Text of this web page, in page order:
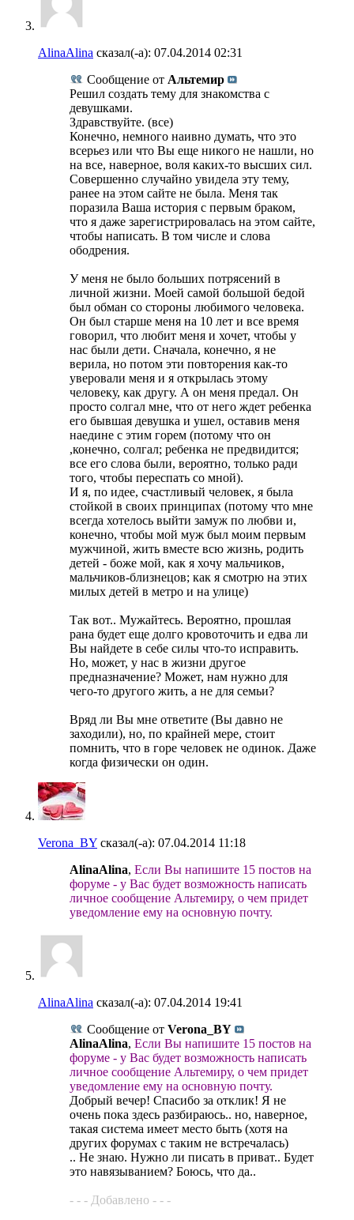
AlinaAlina сказал(-а): 07.04.2014 02:31
Сообщение от Альтемир
Решил создать тему для знакомства с
девушками.
Здравствуйте. (все)
Конечно, немного наивно думать, что это
всерьез или что Вы еще никого не нашли, но
на все, наверное, воля каких-то высших сил.
Совершенно случайно увидела эту тему,
ранее на этом сайте не была. Меня так
поразила Ваша история с первым браком,
что я даже зарегистрировалась на этом сайте,
чтобы написать. В том числе и слова
ободрения.
У меня не было больших потрясений в
личной жизни. Моей самой большой бедой
был обман со стороны любимого человека.
Он был старше меня на 10 лет и все время
говорил, что любит меня и хочет, чтобы у
нас были дети. Сначала, конечно, я не
верила, но потом эти повторения как-то
уверовали меня и я открылась этому
человеку, как другу. А он меня предал. Он
просто солгал мне, что от него ждет ребенка
его бывшая девушка и ушел, оставив меня
наедине с этим горем (потому что он
,конечно, солгал; ребенка не предвидится;
все его слова были, вероятно, только ради
того, чтобы переспать со мной).
И я, по идее, счастливый человек, я была
стойкой в своих принципах (потому что мне
всегда хотелось выйти замуж по любви и,
конечно, чтобы мой муж был моим первым
мужчиной, жить вместе всю жизнь, родить
детей - боже мой, как я хочу мальчиков,
мальчиков-близнецов; как я смотрю на этих
милых детей в метро и на улице)
Так вот.. Мужайтесь. Вероятно, прошлая
рана будет еще долго кровоточить и едва ли
Вы найдете в себе силы что-то исправить.
Но, может, у нас в жизни другое
предназначение? Может, нам нужно для
чего-то другого жить, а не для семьи?
Вряд ли Вы мне ответите (Вы давно не
заходили), но, по крайней мере, стоит
помнить, что в горе человек не одинок. Даже
когда физически он один.
Verona_BY сказал(-а): 07.04.2014 11:18
AlinaAlina, Если Вы напишите 15 постов на
форуме - у Вас будет возможность написать
личное сообщение Альтемиру, о чем придет
уведомление ему на основную почту.
AlinaAlina сказал(-а): 07.04.2014 19:41
Сообщение от Verona_BY
AlinaAlina, Если Вы напишите 15 постов на
форуме - у Вас будет возможность написать
личное сообщение Альтемиру, о чем придет
уведомление ему на основную почту.
Добрый вечер! Спасибо за отклик! Я не
очень пока здесь разбираюсь.. но, наверное,
такая система имеет место быть (хотя на
других форумах с таким не встречалась)
.. Не знаю. Нужно ли писать в приват.. Будет
это навязыванием? Боюсь, что да..
- - - Добавлено - - -